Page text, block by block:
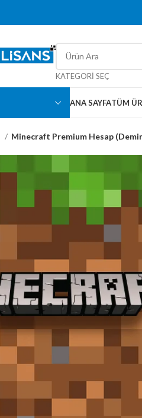
KATEGORI SEÇ
ANA SAYFATÜM
Minecraft Premium Hesap